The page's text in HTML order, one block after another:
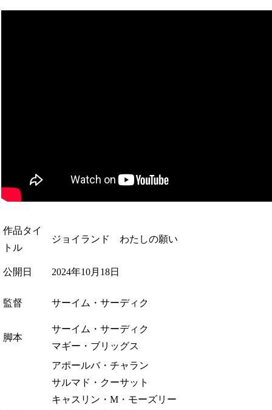
作品タイ
トル
ジョイランド わたしの願い
公開日 2024年10月18日
監督 サーイム・サーディク
脚本
サーイム・サーディク
マギー・ブリッグス
アポールバ・チャラン
サルマド・クーサット
キャスリン・M・モーズリー